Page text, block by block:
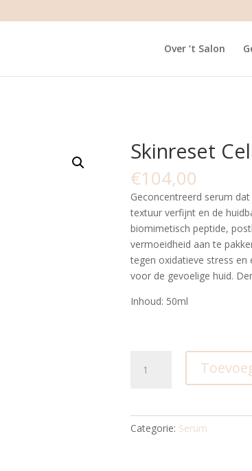
Over ‘t Salon
Skinreset
€104,00
Geconcentreerd serum
textuur verfijnt en de
biomimetisch peptide,
vermoeidheid aan te
tegen oxidatieve stress en
voor de gevoelige huid.
Inhoud: 50ml
Cellular
Categorie: Serum